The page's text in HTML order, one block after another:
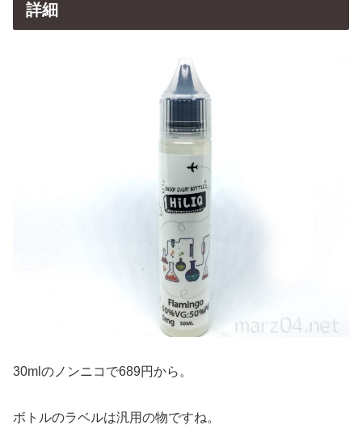
詳細
30mlのノンニコで689円から。
ボトルのラベルは汎用の物ですね。